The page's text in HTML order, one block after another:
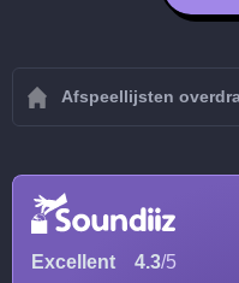
Afspeellijsten
Excellent 4.3/5